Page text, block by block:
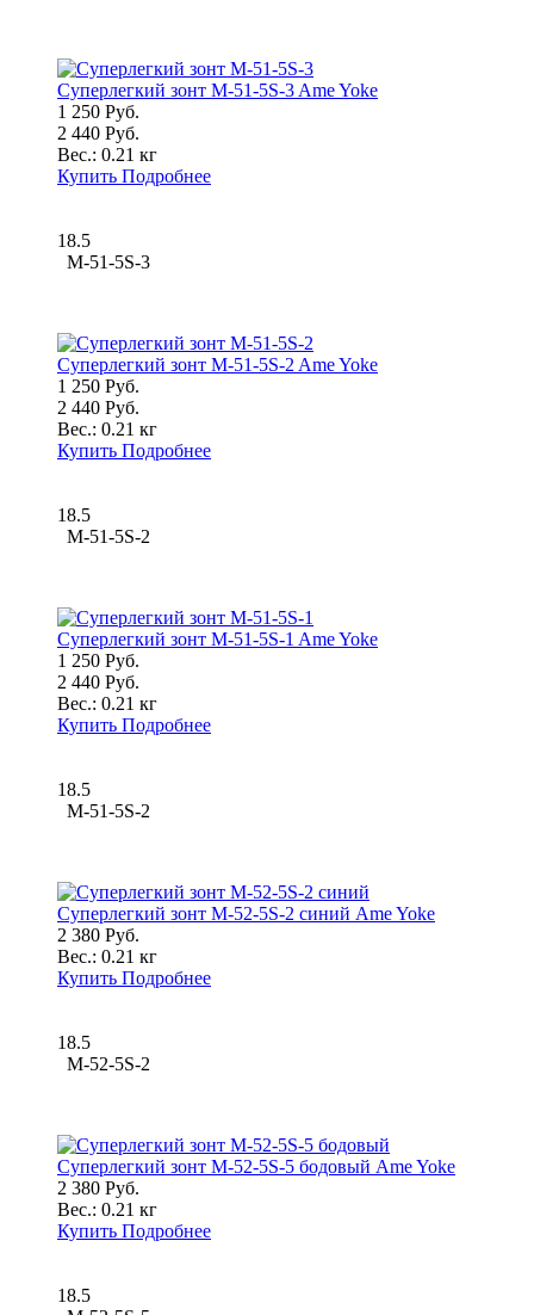
Суперлегкий зонт M-51-5S-3 Ame Yoke
1 250 Руб.
2 440 Руб.
Вес.: 0.21 кг
Купить Подробнее
18.5
M-51-5S-3
Суперлегкий зонт M-51-5S-2 Ame Yoke
1 250 Руб.
2 440 Руб.
Вес.: 0.21 кг
Купить Подробнее
18.5
M-51-5S-2
Суперлегкий зонт M-51-5S-1 Ame Yoke
1 250 Руб.
2 440 Руб.
Вес.: 0.21 кг
Купить Подробнее
18.5
M-51-5S-2
Суперлегкий зонт M-52-5S-2 синий Ame Yoke
2 380 Руб.
Вес.: 0.21 кг
Купить Подробнее
18.5
M-52-5S-2
Суперлегкий зонт M-52-5S-5 бодовый Ame Yoke
2 380 Руб.
Вес.: 0.21 кг
Купить Подробнее
18.5